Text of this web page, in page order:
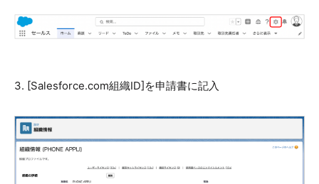
3. [Salesforce.com組織ID]を申請書に記入